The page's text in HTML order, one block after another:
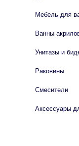
Мебель для
Ванны
Унитазы и
Раковины
Смесители
Аксессуары